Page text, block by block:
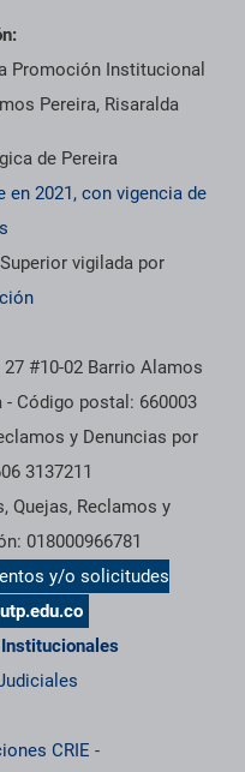
Promoción Institucional
Pereira, Risaralda
de Pereira
2021, con vigencia de
vigilada por
27 #10-02 Barrio Alamos
- Código postal: 660003
y Denuncias por
3137211
Quejas, Reclamos y
018000966781
y/o solicitudes
CRIE -